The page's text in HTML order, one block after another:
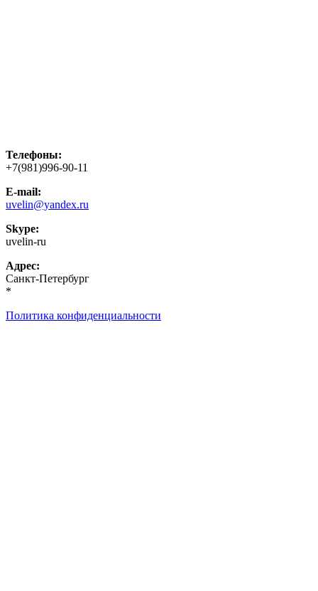
Телефоны:
+7(981)996-90-11
E-mail:
uvelin@yandex.ru
Skype:
uvelin-ru
Адрес:
Санкт-Петербург
*
Политика конфиденциальности